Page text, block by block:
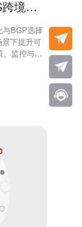
境路
与BGP选择
景下提升可
、监控与流